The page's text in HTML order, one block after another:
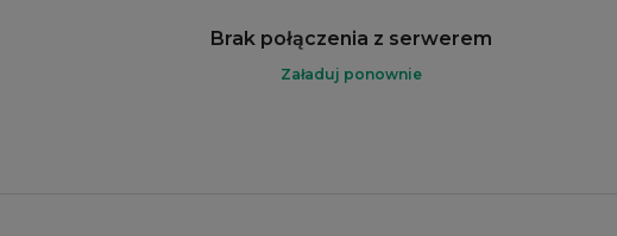
Brak połączenia z serwerem
Załaduj ponownie